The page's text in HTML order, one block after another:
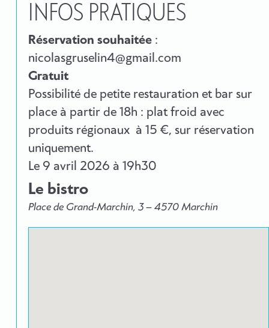
INFOS PRATIQUES
Réservation souhaitée:
nicolasgruselin4@gmail.com
Gratuit
Possibilité de petite restauration et bar sur
place à partir de 18h : plat froid avec
produits régionaux à 15 €, sur réservation
uniquement.
Le 9 avril 2026 à 19h30
Le bistro
Place de Grand-Marchin, 3 – 4570 Marchin